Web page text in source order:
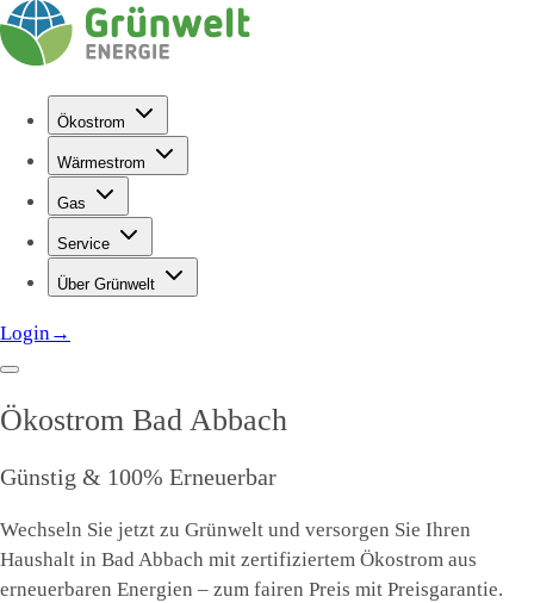
Ökostrom
Wärmestrom
Gas
Service
Über Grünwelt
Login→
Ökostrom Bad Abbach
Günstig & 100% Erneuerbar
Wechseln Sie jetzt zu Grünwelt und versorgen Sie Ihren
Haushalt in Bad Abbach mit zertifiziertem Ökostrom aus
erneuerbaren Energien – zum fairen Preis mit Preisgarantie.